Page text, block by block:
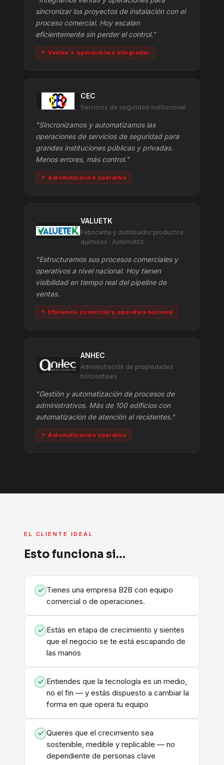
sincronizar los proyectos de instalación con el
proceso comercial. Hoy escalan
eficientemente sin perder el control."
↑ Ventas + operaciones integradas
CEC
Servicios de seguridad institucional
"Sincronizamos y automatizamos las
operaciones de servicios de seguridad para
grandes instituciones públicas y privadas.
Menos errores, más control."
↑ Automatización operativa
VALUETK
Fabricante y distribuidor productos
químicos · Automotriz
"Estructuramos sus procesos comerciales y
operativos a nivel nacional. Hoy tienen
visibilidad en tiempo real del pipeline de
ventas.
↑ Eficiencia comercial y operativa nacional
ANHEC
Administración de propiedades
horizontales
"Gestión y automatización de procesos de
administrativos. Más de 100 edificios con
automatizacion de atención al recidentes."
↑ Automatización operativa
EL CLIENTE IDEAL
Esto funciona si…
Tienes una empresa B2B con equipo
comercial o de operaciones.
Estás en etapa de crecimiento y sientes
que el negocio se te está escapando de
las manos
Entiendes que la tecnología es un medio,
no el fin — y estás dispuesto a cambiar la
forma en que opera tu equipo
Quieres que el crecimiento sea
sostenible, medible y replicable — no
dependiente de personas clave